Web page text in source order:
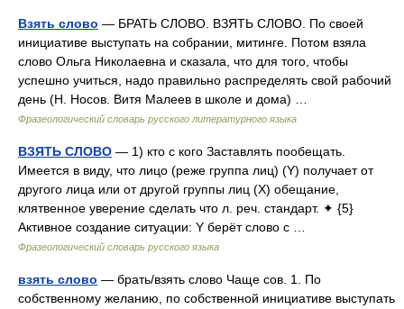
Взять слово — БРАТЬ СЛОВО. ВЗЯТЬ СЛОВО. По своей
инициативе выступать на собрании, митинге. Потом взяла
слово Ольга Николаевна и сказала, что для того, чтобы
успешно учиться, надо правильно распределять свой рабочий
день (Н. Носов. Витя Малеев в школе и дома) …
Фразеологический словарь русского литературного языка
ВЗЯТЬ СЛОВО — 1) кто с кого Заставлять пообещать.
Имеется в виду, что лицо (реже группа лиц) (Y) получает от
другого лица или от другой группы лиц (X) обещание,
клятвенное уверение сделать что л. реч. стандарт. ✦ {5}
Активное создание ситуации: Y берёт слово с …
Фразеологический словарь русского языка
взять слово — брать/взять слово Чаще сов. 1. По
собственному желанию, по собственной инициативе выступать